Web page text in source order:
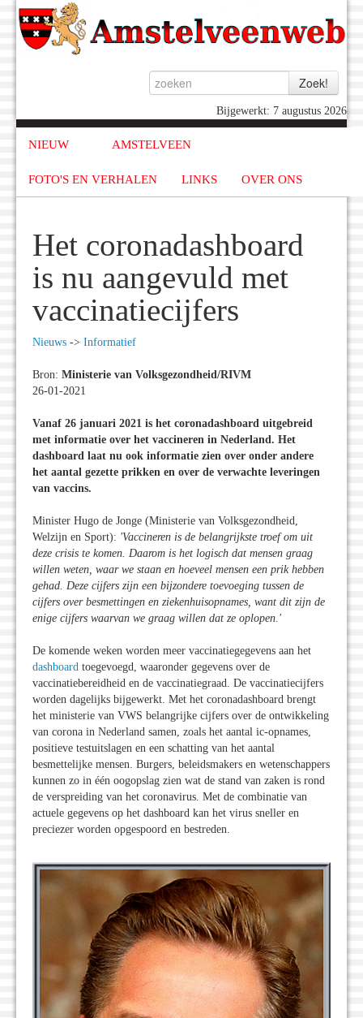
Bijgewerkt: 7 augustus 2026
NIEUW AMSTELVEEN
FOTO'S EN VERHALEN LINKS OVER ONS
Het coronadashboard
is nu aangevuld met
vaccinatiecijfers
Nieuws -> Informatief
Bron: Ministerie van Volksgezondheid/RIVM
26-01-2021
Vanaf 26 januari 2021 is het coronadashboard uitgebreid
met informatie over het vaccineren in Nederland. Het
dashboard laat nu ook informatie zien over onder andere
het aantal gezette prikken en over de verwachte leveringen
van vaccins.
Minister Hugo de Jonge (Ministerie van Volksgezondheid,
Welzijn en Sport): 'Vaccineren is de belangrijkste troef om uit
deze crisis te komen. Daarom is het logisch dat mensen graag
willen weten, waar we staan en hoeveel mensen een prik hebben
gehad. Deze cijfers zijn een bijzondere toevoeging tussen de
cijfers over besmettingen en ziekenhuisopnames, want dit zijn de
enige cijfers waarvan we graag willen dat ze oplopen. '
De komende weken worden meer vaccinatiegegevens aan het
dashboard toegevoegd, waaronder gegevens over de
vaccinatiebereidheid en de vaccinatiegraad. De vaccinatiecijfers
worden dagelijks bijgewerkt. Met het coronadashboard brengt
het ministerie van VWS belangrijke cijfers over de ontwikkeling
van corona in Nederland samen, zoals het aantal ic-opnames,
positieve testuitslagen en een schatting van het aantal
besmettelijke mensen. Burgers, beleidsmakers en wetenschappers
kunnen zo in één oogopslag zien wat de stand van zaken is rond
de verspreiding van het coronavirus. Met de combinatie van
actuele gegevens op het dashboard kan het virus sneller en
preciezer worden opgespoord en bestreden.